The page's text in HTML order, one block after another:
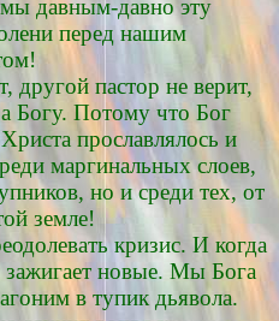
мы давным-давно эту
перед нашим
другой пастор не верит,
Богу. Потому что Бог
прославлялось и
маргинальных слоев,
но и среди тех, от
земле!
кризис. И когда
зажигает новые. Мы Бога
в тупик дьявола.